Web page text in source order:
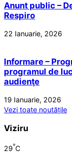
Anunt public –
Respiro
22 Ianuarie, 2026
Informare –
programul de
audienţe
19 Ianuarie, 2026
Vezi toate noutățile
Viziru
29°C